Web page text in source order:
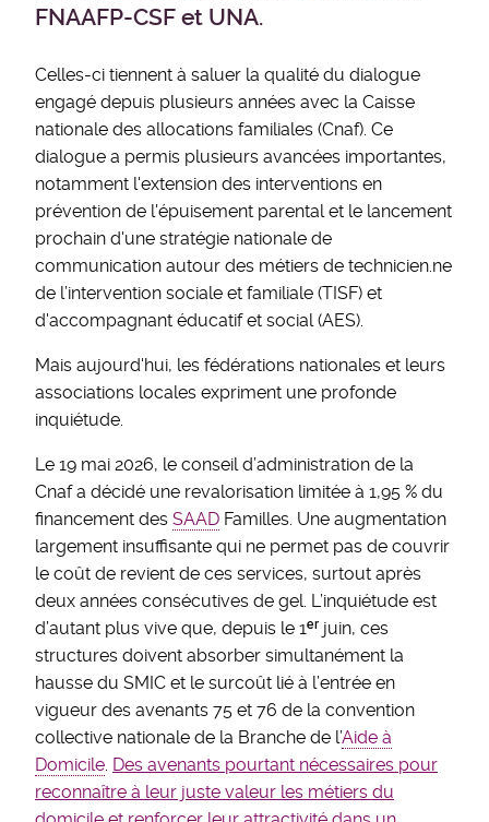
FNAAFP-CSF et UNA.
Celles-ci tiennent à saluer la qualité du dialogue
engagé depuis plusieurs années avec la Caisse
nationale des allocations familiales (Cnaf). Ce
dialogue a permis plusieurs avancées importantes,
notamment l'extension des interventions en
prévention de l'épuisement parental et le lancement
prochain d'une stratégie nationale de
communication autour des métiers de technicien.ne
de l’intervention sociale et familiale (TISF) et
d'accompagnant éducatif et social (AES).
Mais aujourd'hui, les fédérations nationales et leurs
associations locales expriment une profonde
inquiétude.
Le 19 mai 2026, le conseil d’administration de la
Cnaf a décidé une revalorisation limitée à 1,95 % du
financement des SAAD Familles. Une augmentation
largement insuffisante qui ne permet pas de couvrir
le coût de revient de ces services, surtout après
deux années consécutives de gel. L’inquiétude est
d’autant plus vive que, depuis le 1ᵉʳ juin, ces
structures doivent absorber simultanément la
hausse du SMIC et le surcoût lié à l’entrée en
vigueur des avenants 75 et 76 de la convention
collective nationale de la Branche de l’Aide à
Domicile. Des avenants pourtant nécessaires pour
reconnaître à leur juste valeur les métiers du